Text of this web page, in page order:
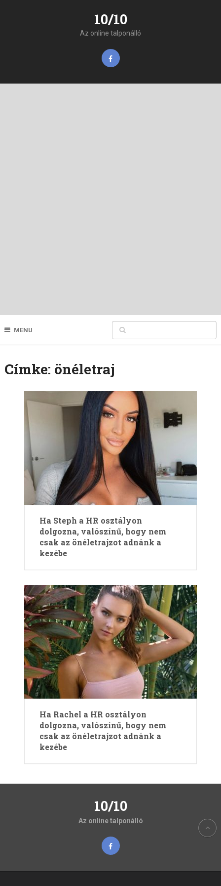
10/10
Az online talponálló
MENU
Címke: önéletraj
Ha Steph a HR osztályon
dolgozna, valószínű, hogy nem
csak az önéletrajzot adnánk a
kezébe
Ha Rachel a HR osztályon
dolgozna, valószínű, hogy nem
csak az önéletrajzot adnánk a
kezébe
10/10
Az online talponálló